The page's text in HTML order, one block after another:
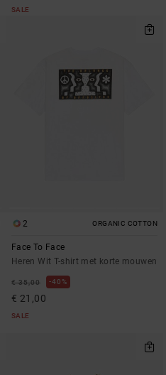
SALE
2 ORGANIC COTTON
Face To Face
Heren Wit T-shirt met korte mouwen
€ 35,00 40%
€ 21,00
SALE